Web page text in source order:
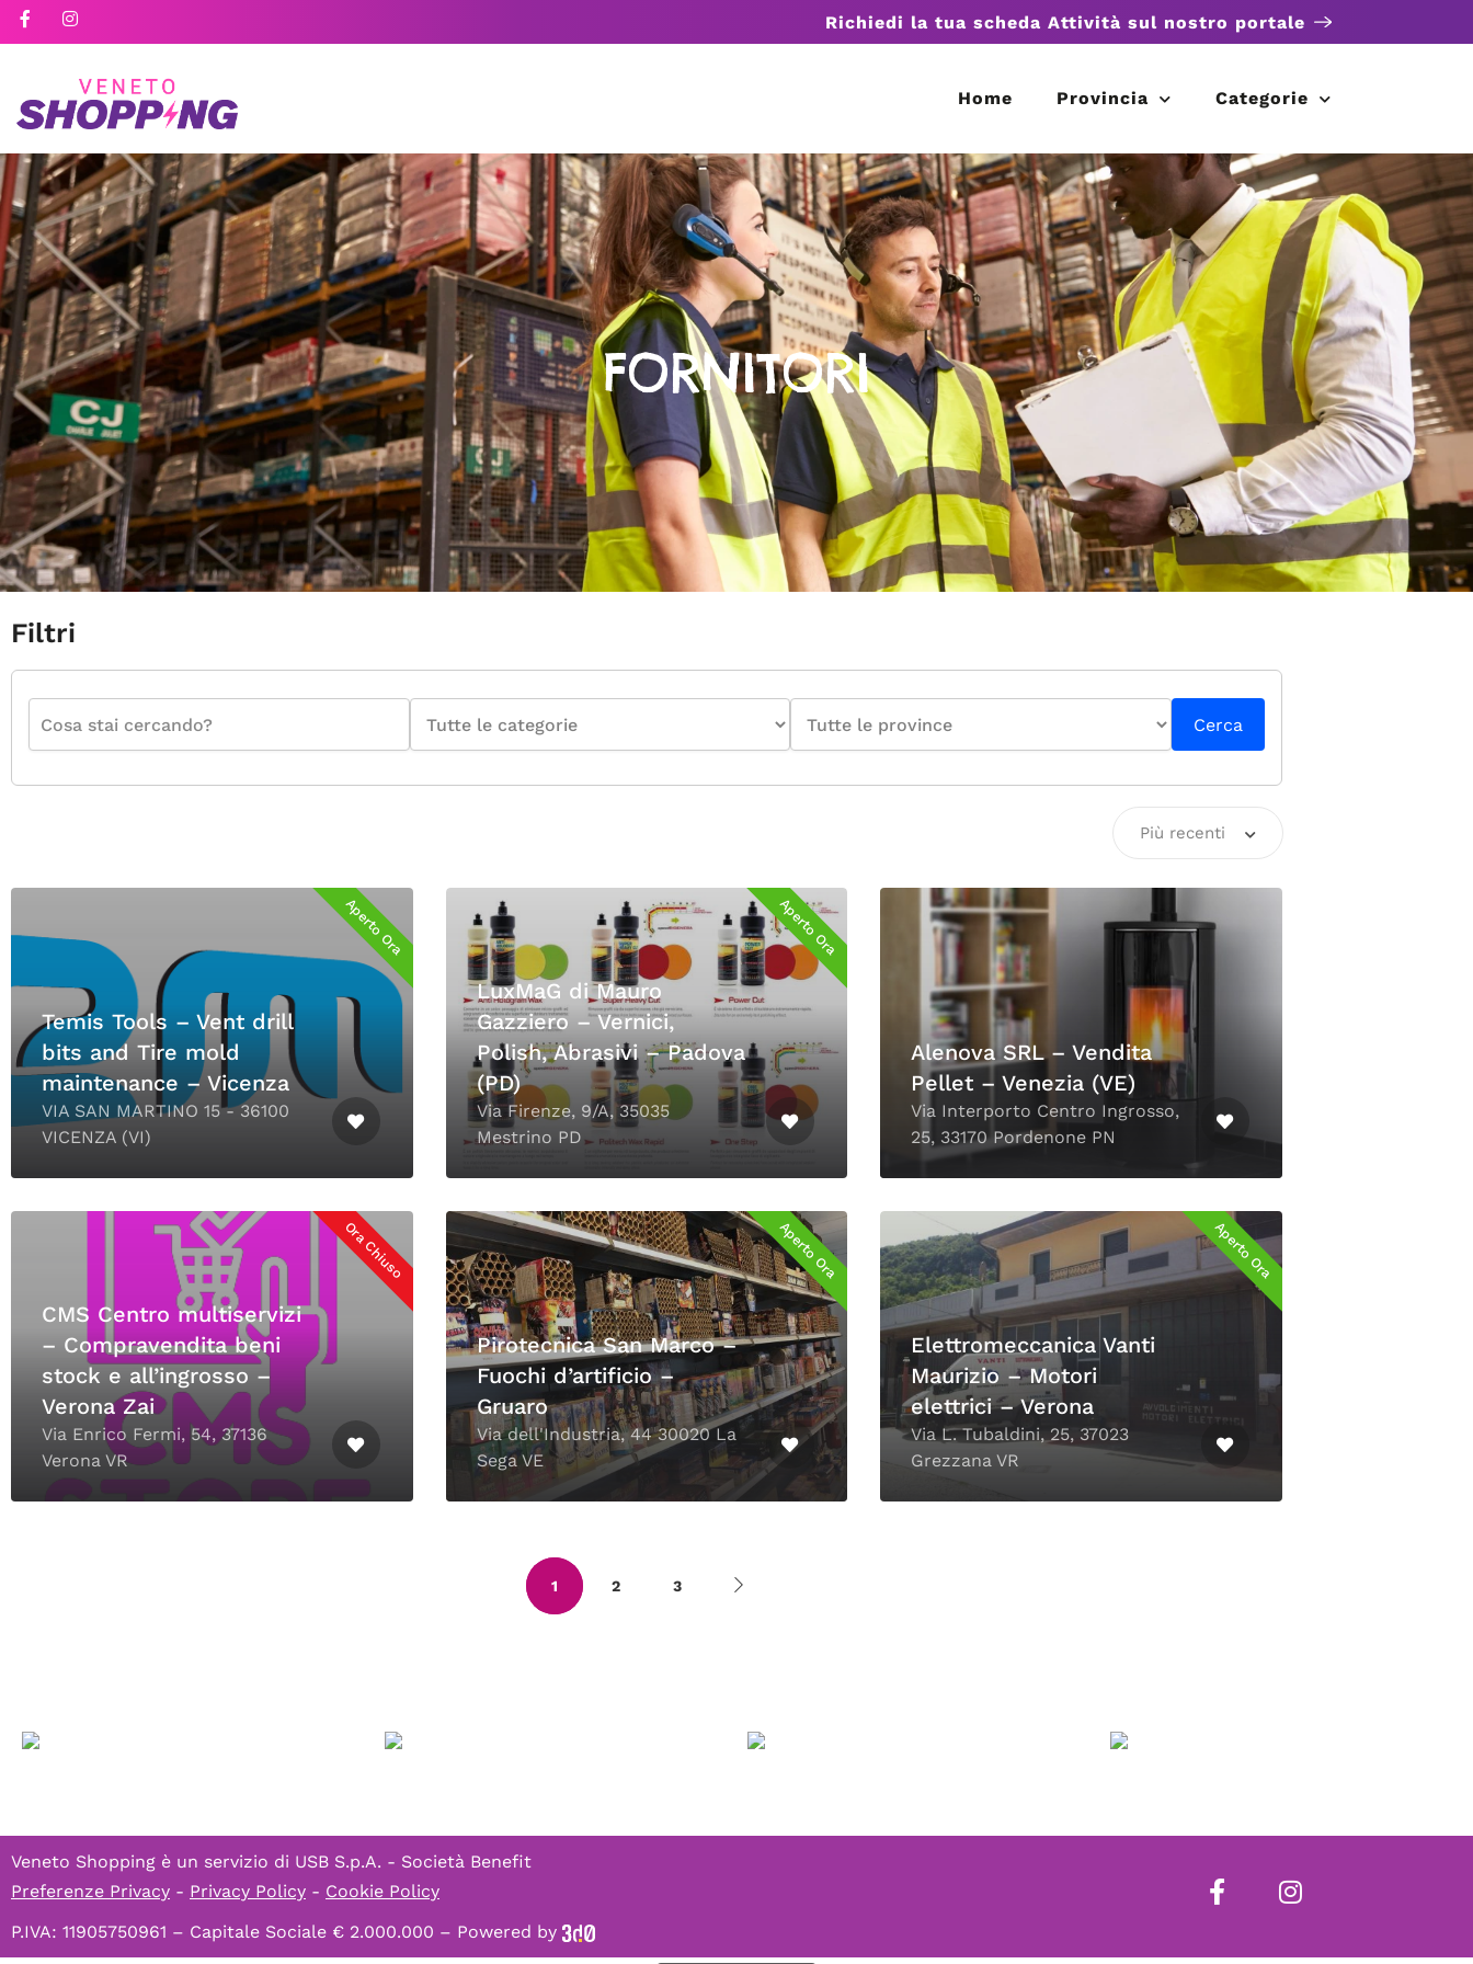
Richiedi la tua scheda Attività sul nostro portale
Home Provincia Categorie
FORNITORI
Filtri
Cerca
Più recenti
Aperto Ora
Temis Tools – Vent drill
bits and Tire mold
maintenance – Vicenza
VIA SAN MARTINO 15 - 36100
VICENZA (VI)
Aperto Ora
LuxMaG di Mauro
Gazziero – Vernici,
Polish, Abrasivi – Padova
(PD)
Via Firenze, 9/A, 35035
Mestrino PD
Alenova SRL – Vendita
Pellet – Venezia (VE)
Via Interporto Centro Ingrosso,
25, 33170 Pordenone PN
Ora Chiuso
CMS Centro multiservizi
– Compravendita beni
stock e all’ingrosso –
Verona Zai
Via Enrico Fermi, 54, 37136
Verona VR
Aperto Ora
Pirotecnica San Marco –
Fuochi d’artificio –
Gruaro
Via dell'Industria, 44 30020 La
Sega VE
Aperto Ora
Elettromeccanica Vanti
Maurizio – Motori
elettrici – Verona
Via L. Tubaldini, 25, 37023
Grezzana VR
1 2 3
Veneto Shopping è un servizio di USB S.p.A. - Società Benefit
Preferenze Privacy - Privacy Policy - Cookie Policy
P.IVA: 11905750961 – Capitale Sociale € 2.000.000 – Powered by